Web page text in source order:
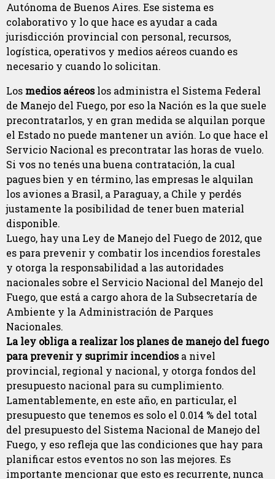
Autónoma de Buenos Aires. Ese sistema es
colaborativo y lo que hace es ayudar a cada
jurisdicción provincial con personal, recursos,
logística, operativos y medios aéreos cuando es
necesario y cuando lo solicitan.
Los medios aéreoslos administra el Sistema Federal
de Manejo del Fuego, por eso la Nación es la que suele
precontratarlos, y en gran medida se alquilan porque
el Estado no puede mantener un avión. Lo que hace el
Servicio Nacional es precontratar las horas de vuelo.
Si vos no tenés una buena contratación, la cual
pagues bien y en término, las empresas le alquilan
los aviones a Brasil, a Paraguay, a Chile y perdés
justamente la posibilidad de tener buen material
disponible.
Luego, hay una Ley de Manejo del Fuego de 2012, que
es para prevenir y combatir los incendios forestales
y otorga la responsabilidad a las autoridades
nacionales sobre el Servicio Nacional del Manejo del
Fuego, que está a cargo ahora de la Subsecretaría de
Ambiente y la Administración de Parques
Nacionales.
La ley obliga a realizar los planes de manejo del fuego
para prevenir y suprimir incendiosa nivel
provincial, regional y nacional, y otorga fondos del
presupuesto nacional para su cumplimiento.
Lamentablemente, en este año, en particular, el
presupuesto que tenemos es solo el 0.014 % del total
del presupuesto del Sistema Nacional de Manejo del
Fuego, y eso refleja que las condiciones que hay para
planificar estos eventos no son las mejores. Es
importante mencionar que esto es recurrente, nunca